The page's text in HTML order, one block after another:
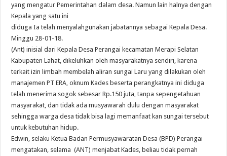
yang mengatur Pemerintahan dalam desa. Namun lain halnya dengan
Kepala yang satu ini
diduga Ia telah menyalahgunakan jabatannya sebagai Kepala Desa.
Minggu 28-01-18.
(Ant) inisial dari Kepala Desa Perangai kecamatan Merapi Selatan
Kabupaten Lahat, dikeluhkan oleh masyarakatnya sendiri, karena
terkait izin limbah membelah aliran sungai Laru yang dilakukan oleh
manajemen PT ERA, oknum Kades beserta perangkatnya ini diduga
telah menerima sogok sebesar Rp.150 juta, tanpa sepengetahuan
masyarakat, dan tidak ada musyawarah dulu dengan masyarakat
sehingga warga desa tidak bisa lagi memanfaat kan sungai tersebut
untuk kebutuhan hidup.
Edwin, selaku Ketua Badan Permusyawaratan Desa (BPD) Perangai
mengatakan, selama (ANT) menjabat Kades, beliau tidak pernah